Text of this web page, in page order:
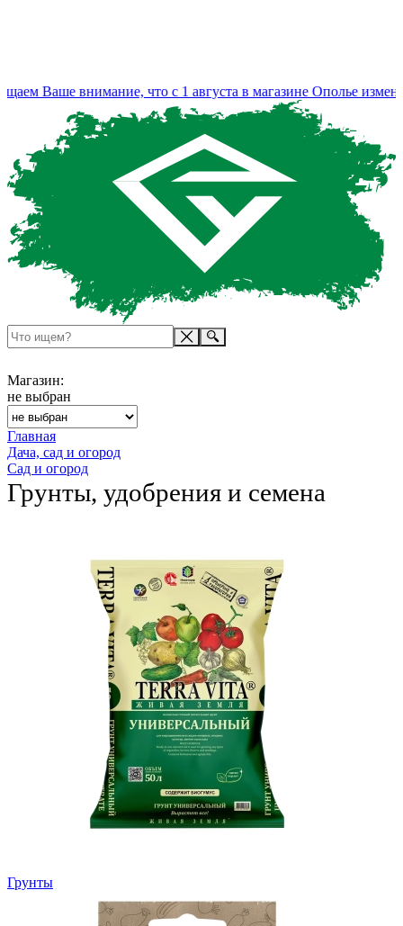
внимание, что с 1 августа в магазине Ополье
Магазин:
не выбран
Главная
Дача, сад и огород
Сад и огород
Грунты, удобрения и семена
Грунты